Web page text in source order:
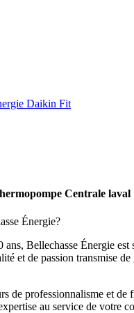
Centrale laval
Énergie?
ans, Bellechasse Énergie est
et de passion transmise de
de professionnalisme et de
au service de votre